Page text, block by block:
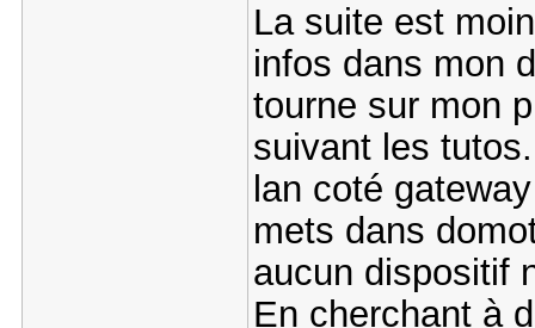
La suite est
infos dans mon
tourne sur mon
suivant les
lan coté
mets dans
aucun dispositif
En cherchant à